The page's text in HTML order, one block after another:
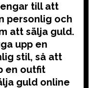
till att
personlig och
att sälja guld.
upp en
stil, så att
en outfit
guld online